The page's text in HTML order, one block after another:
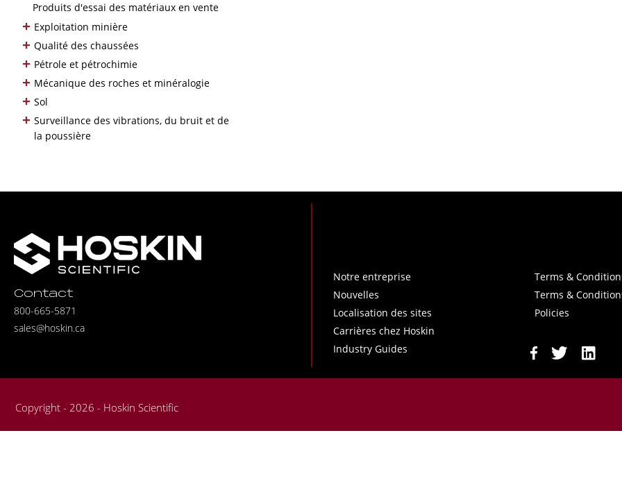
Produits d'essai des matériaux en vente
+ Exploitation minière
+ Qualité des chaussées
+ Pétrole et pétrochimie
+ Mécanique des roches et minéralogie
+ Sol
+ Surveillance des vibrations, du bruit et de
la poussière
Contact
800-665-5871
sales@hoskin.ca
Notre entreprise
Nouvelles
Localisation des sites
Carrières chez Hoskin
Industry Guides
Terms &
Terms &
Policies
Copyright - 2026 - Hoskin Scientific